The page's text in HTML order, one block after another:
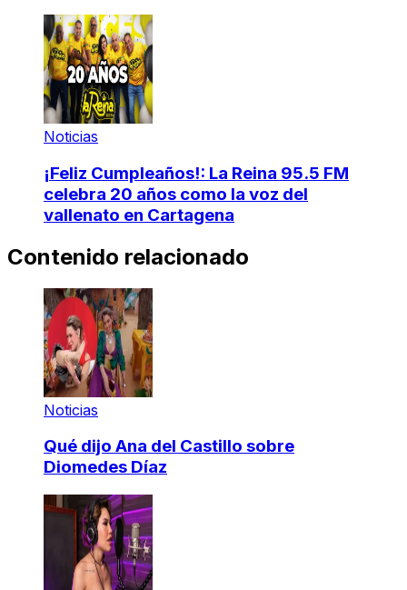
Noticias
¡Feliz Cumpleaños!: La Reina 95.5 FM
celebra 20 años como la voz del
vallenato en Cartagena
Contenido relacionado
Noticias
Qué dijo Ana del Castillo sobre
Diomedes Díaz